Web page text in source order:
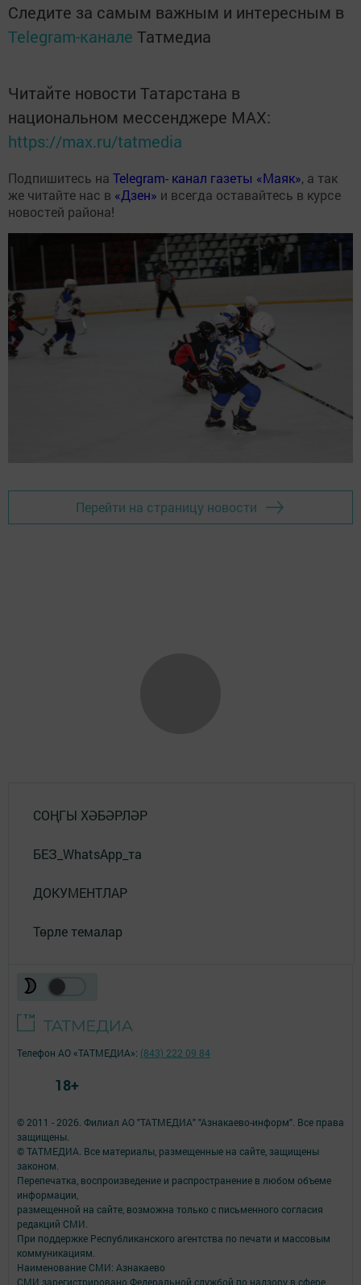
Следите за самым важным и интересным в
Telegram-канале Татмедиа
Читайте новости Татарстана в
национальном мессенджере MАХ:
https://max.ru/tatmedia
Подпишитесь на Telegram- канал газеты «Маяк», а так
же читайте нас в «Дзен» и всегда оставайтесь в курсе
новостей района!
Перейти на страницу новости
СОҢГЫ ХӘБӘРЛӘР
БЕЗ_WhatsApp_та
ДОКУМЕНТЛАР
Төрле темалар
© 2011 - 2026. Филиал АО "ТАТМЕДИА" "Азнакаево-информ". Все права
защищены.
© ТАТМЕДИА. Все материалы, размещенные на сайте, защищены
законом.
Перепечатка, воспроизведение и распространение в любом объеме
информации,
размещенной на сайте, возможна только с письменного согласия
редакций СМИ.
При поддержке Республиканского агентства по печати и массовым
коммуникациям.
Наименование СМИ: Азнакаево
СМИ зарегистрировано Федеральной службой по надзору в сфере
Телефон АО «ТАТМЕДИА»: (843) 222 09 84
18+